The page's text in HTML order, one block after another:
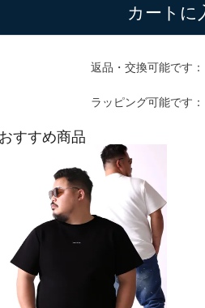
カートに
返品・交換可能です：
ラッピング可能です：
おすすめ商品